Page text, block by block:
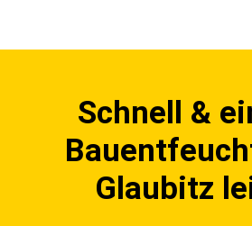
Schnell &
Glaubitz